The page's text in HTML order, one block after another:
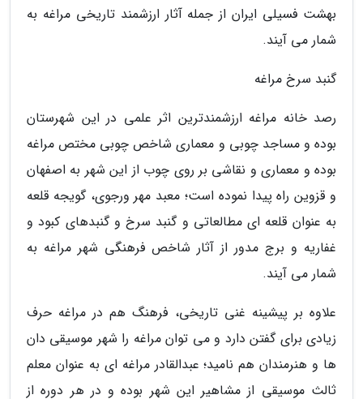
بهشت فسیلی ایران از جمله آثار ارزشمند تاریخی مراغه به
شمار می آیند.
گنبد سرخ مراغه
رصد خانه مراغه ارزشمندترین اثر علمی در این شهرستان
بوده و مساجد چوبی و معماری شاخص چوبی مختص مراغه
بوده و معماری و نقاشی بر روی چوب از این شهر به اصفهان
و قزوین راه پیدا نموده است؛ معبد مهر ورجوی، گویجه قلعه
به عنوان قلعه ای مطالعاتی و گنبد سرخ و گنبدهای کبود و
غفاریه و برج مدور از آثار شاخص فرهنگی شهر مراغه به
شمار می آیند.
علاوه بر پیشینه غنی تاریخی، فرهنگ هم در مراغه حرف
زیادی برای گفتن دارد و می توان مراغه را شهر موسیقی دان
ها و هنرمندان هم نامید؛ عبدالقادر مراغه ای به عنوان معلم
ثالث موسیقی از مشاهیر این شهر بوده و در هر دوره از